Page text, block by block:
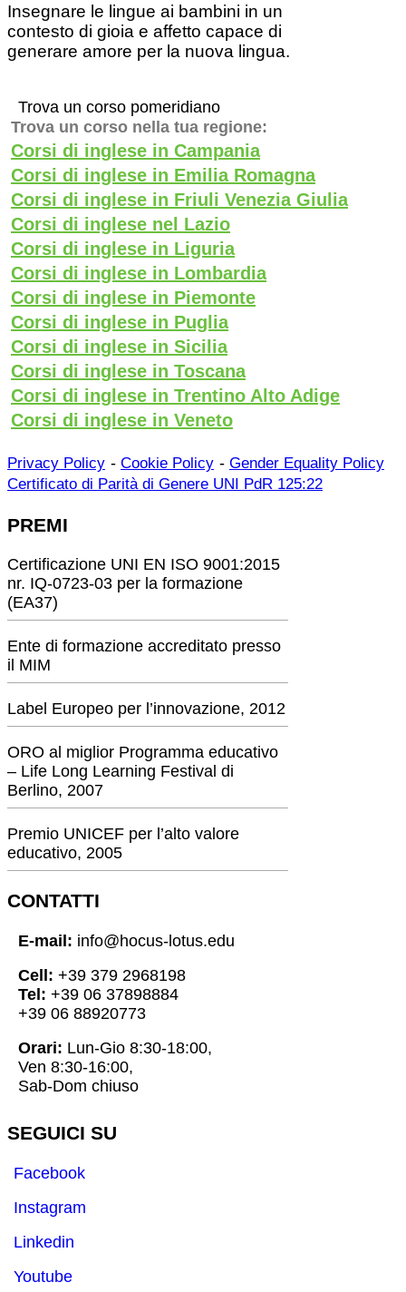
Insegnare le lingue ai bambini in un
contesto di gioia e affetto capace di
generare amore per la nuova lingua.
Trova un corso pomeridiano
Trova un corso nella tua regione:
Corsi di inglese in Campania
Corsi di inglese in Emilia Romagna
Corsi di inglese in Friuli Venezia Giulia
Corsi di inglese nel Lazio
Corsi di inglese in Liguria
Corsi di inglese in Lombardia
Corsi di inglese in Piemonte
Corsi di inglese in Puglia
Corsi di inglese in Sicilia
Corsi di inglese in Toscana
Corsi di inglese in Trentino Alto Adige
Corsi di inglese in Veneto
Privacy Policy - Cookie Policy - Gender Equality Policy
Certificato di Parità di Genere UNI PdR 125:22
PREMI
Certificazione UNI EN ISO 9001:2015
nr. IQ-0723-03 per la formazione
(EA37)
Ente di formazione accreditato presso
il MIM
Label Europeo per l’innovazione, 2012
ORO al miglior Programma educativo
– Life Long Learning Festival di
Berlino, 2007
Premio UNICEF per l’alto valore
educativo, 2005
CONTATTI
E-mail: info@hocus-lotus.edu
Cell: +39 379 2968198
Tel: +39 06 37898884
+39 06 88920773
Orari: Lun-Gio 8:30-18:00,
Ven 8:30-16:00,
Sab-Dom chiuso
SEGUICI SU
Facebook
Instagram
Linkedin
Youtube